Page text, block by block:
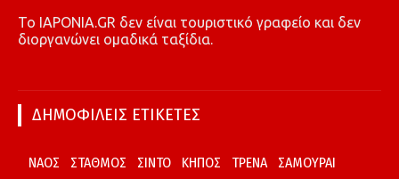
To IAPONIA.GR δεν είναι τουριστικό γραφείο και δεν
διοργανώνει ομαδικά ταξίδια.
ΔΗΜΟΦΙΛΕΙΣ ΕΤΙΚΕΤΕΣ
ΝΑΟΣ ΣΤΑΘΜΟΣ ΣΙΝΤΟ ΚΗΠΟΣ ΤΡΕΝΑ
ΣΑΜΟΥΡΑΙ